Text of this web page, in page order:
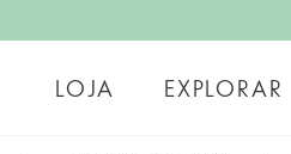
LOJA EXPLORAR